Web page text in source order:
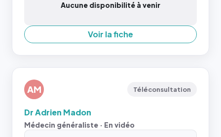
Aucune disponibilité à venir
Voir la fiche
AM Téléconsultation
Dr Adrien Madon
Médecin généraliste · En vidéo